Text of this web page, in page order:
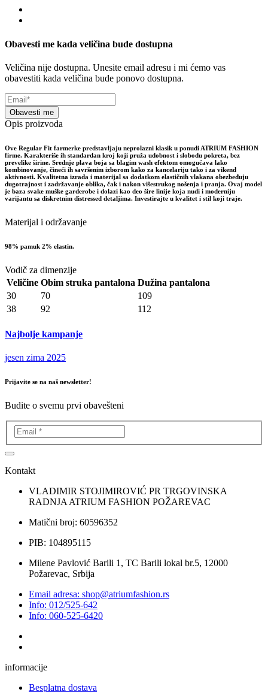
Obavesti me kada veličina bude dostupna
Veličina nije dostupna. Unesite email adresu i mi ćemo vas
obavestiti kada veličina bude ponovo dostupna.
Obavesti me
Opis proizvoda
Ove Regular Fit farmerke predstavljaju neprolazni klasik u ponudi ATRIUM FASHION
firme. Karakteriše ih standardan kroj koji pruža udobnost i slobodu pokreta, bez
prevelike širine. Srednje plava boja sa blagim wash efektom omogućava lako
kombinovanje, čineći ih savršenim izborom kako za kancelariju tako i za vikend
aktivnosti. Kvalitetna izrada i materijal sa dodatkom elastičnih vlakana obezbeđuju
dugotrajnost i zadržavanje oblika, čak i nakon višestrukog nošenja i pranja. Ovaj model
je baza svake muške garderobe i dolazi kao deo šire linije koja nudi i moderniju
varijantu sa diskretnim distressed detaljima. Investirajte u kvalitet i stil koji traje.
Materijal i održavanje
98% pamuk 2% elastin.
Vodič za dimenzije
Veličine Obim struka pantalona Dužina pantalona
30
70
109
38
92 112
Najbolje kampanje
jesen zima 2025
Prijavite se na naš newsletter!
Budite o svemu prvi obavešteni
Kontakt
VLADIMIR STOJIMIROVIĆ PR TRGOVINSKA
RADNJA ATRIUM FASHION POŽAREVAC
Matični broj: 60596352
PIB: 104895115
Milene Pavlović Barili 1, TC Barili lokal br.5, 12000
Požarevac, Srbija
Email adresa: shop@atriumfashion.rs
Info: 012/525-642
Info: 060-525-6420
informacije
Besplatna dostava